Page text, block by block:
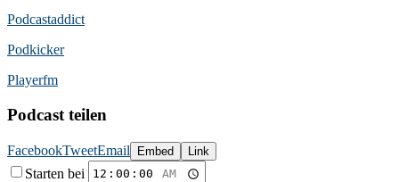
Podcast­addict
Podkicker
Playerfm
Podcast teilen
FacebookTweetEmail Embed Link
Starten bei